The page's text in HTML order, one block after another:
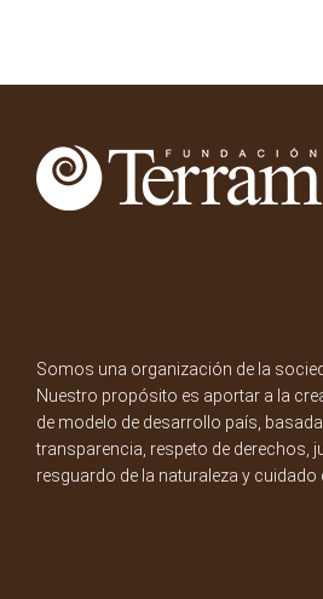
Somos una organización de la
Nuestro propósito es aportar a la
de modelo de desarrollo país,
transparencia, respeto de derechos,
resguardo de la naturaleza y cuidado